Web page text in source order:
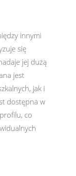
innymi
się
jej dużą
jest
jak i
dostępna w
co